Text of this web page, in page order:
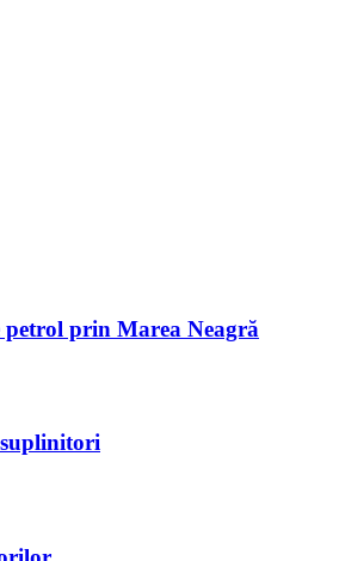
petrol prin Marea Neagră
suplinitori